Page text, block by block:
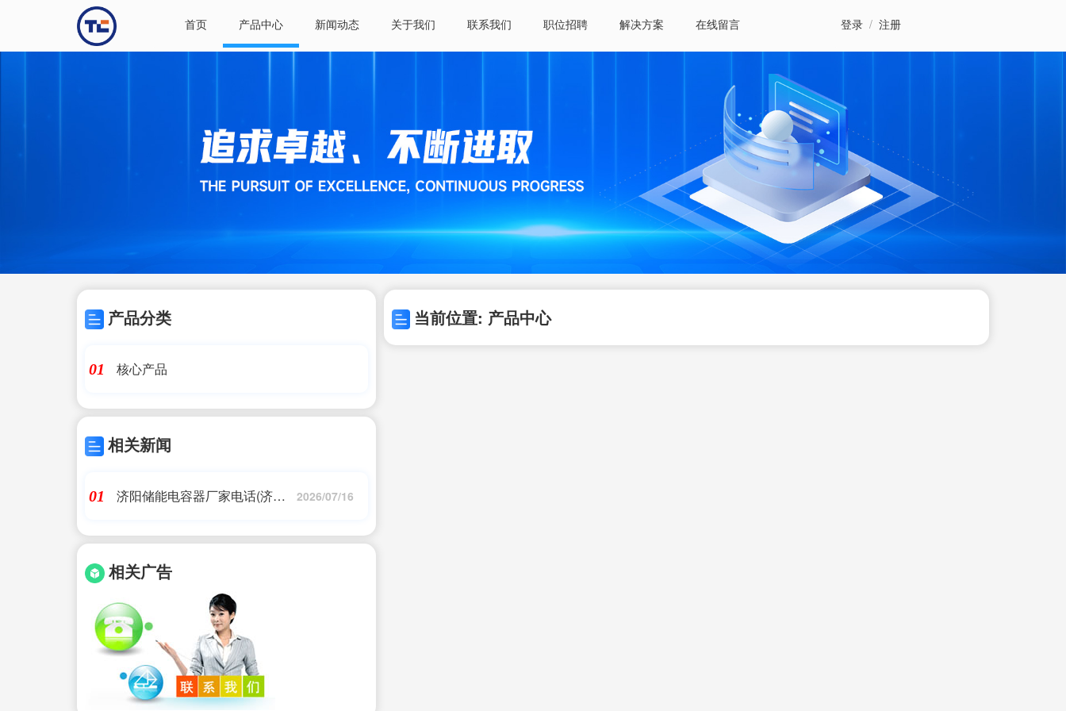
首页 产品中心 新闻动态 关于我们 联系我们 职位招聘 解决方案 在线留言 登录 / 注册
产品分类
01 核心产品
相关新闻
01
济阳储能电容器厂家电话(济源
池,储能电池,铅酸)
2026/07/16
相关广告
当前位置: 产品中心